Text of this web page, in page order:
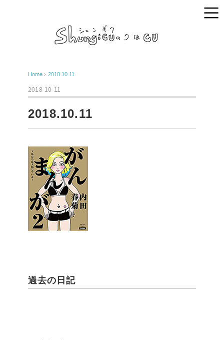
Home › 2018.10.11
2018-10-11
2018.10.11
過去の日記